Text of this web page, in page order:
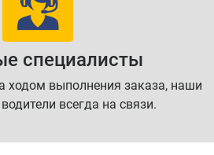
специалисты
ходом выполнения заказа, наши
всегда на связи.